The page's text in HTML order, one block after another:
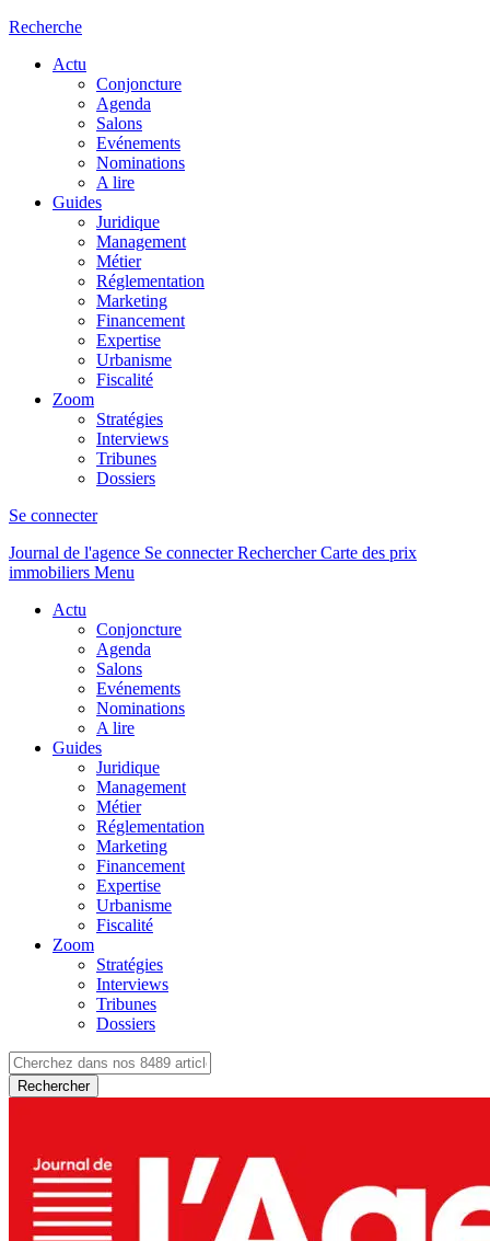
Recherche
Actu
Conjoncture
Agenda
Salons
Evénements
Nominations
A lire
Guides
Juridique
Management
Métier
Réglementation
Marketing
Financement
Expertise
Urbanisme
Fiscalité
Zoom
Stratégies
Interviews
Tribunes
Dossiers
Se connecter
Journal de l'agence Se connecterRechercher Carte des prix
immobiliers Menu
Actu
Conjoncture
Agenda
Salons
Evénements
Nominations
A lire
Guides
Juridique
Management
Métier
Réglementation
Marketing
Financement
Expertise
Urbanisme
Fiscalité
Zoom
Stratégies
Interviews
Tribunes
Dossiers
Rechercher